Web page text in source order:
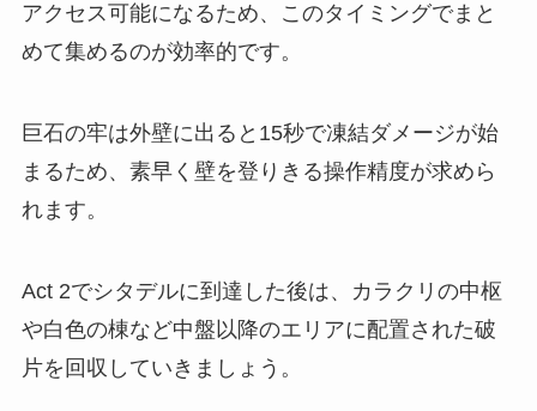
アクセス可能になるため、このタイミングでまと
めて集めるのが効率的です。
巨石の牢は外壁に出ると15秒で凍結ダメージが始
まるため、素早く壁を登りきる操作精度が求めら
れます。
Act 2でシタデルに到達した後は、カラクリの中枢
や白色の棟など中盤以降のエリアに配置された破
片を回収していきましょう。